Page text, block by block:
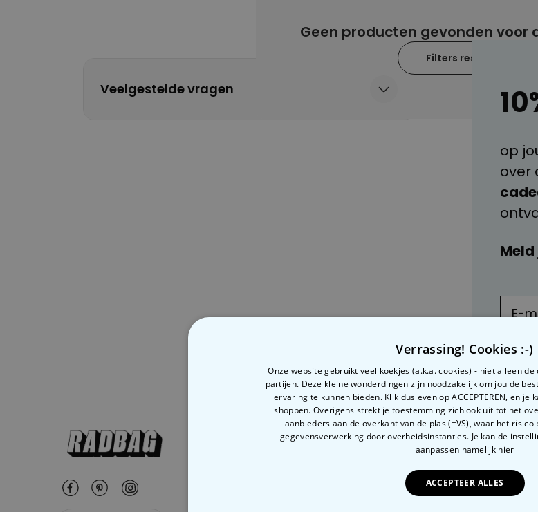
Personaliseerbaar
Gepersonaliseerde
Personaliseerbaar
Gepersonaliseerde
Geen producten gevonden voor
Filters resetten
Veelgestelde vragen
op
over
Nog vragen? Over
Ons Team
Verrassing! Cookies :-)
Onze website gebruikt veel koekjes (a.k.a. cookies) - niet alleen
partijen. Deze kleine wonderdingen zijn noodzakelijk om jou de
ervaring te kunnen bieden. Klik dus even op ACCEPTEREN, en
shoppen. Overigens strekt je toestemming zich ook uit tot het
aanbieders aan de overkant van de plas (=VS), waar het
gegevensverwerking door overheidsinstanties. Je kan de
aanpassen namelijk hier
ACCEPTEER ALLES